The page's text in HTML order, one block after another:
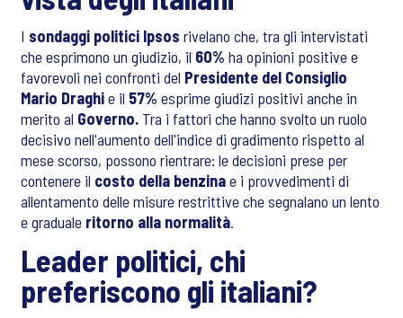
I sondaggi politici Ipsos rivelano che, tra gli intervistati
che esprimono un giudizio, il 60% ha opinioni positive e
favorevoli nei confronti del Presidente del Consiglio
Mario Draghie il 57% esprime giudizi positivi anche in
merito al Governo. Tra i fattori che hanno svolto un ruolo
decisivo nell'aumento dell'indice di gradimento rispetto al
mese scorso, possono rientrare: le decisioni prese per
contenere il costo della benzinae i provvedimenti di
allentamento delle misure restrittive che segnalano un lento
e graduale ritorno alla normalità.
Leader politici, chi
preferiscono gli italiani?